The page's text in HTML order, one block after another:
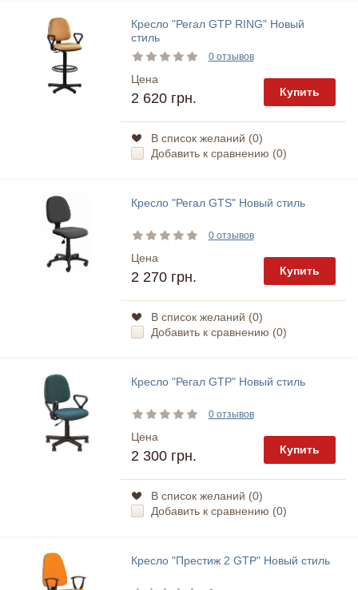
Кресло "Регал GTP RING" Новый
стиль
0 отзывов
Цена
2 620 грн. Купить
В список желаний (0)
Добавить к сравнению (0)
Кресло "Регал GTS" Новый стиль
0 отзывов
Цена
2 270 грн. Купить
В список желаний (0)
Добавить к сравнению (0)
Кресло "Регал GTP" Новый стиль
0 отзывов
Цена
2 300 грн. Купить
В список желаний (0)
Добавить к сравнению (0)
Кресло "Престиж 2 GTP" Новый стиль